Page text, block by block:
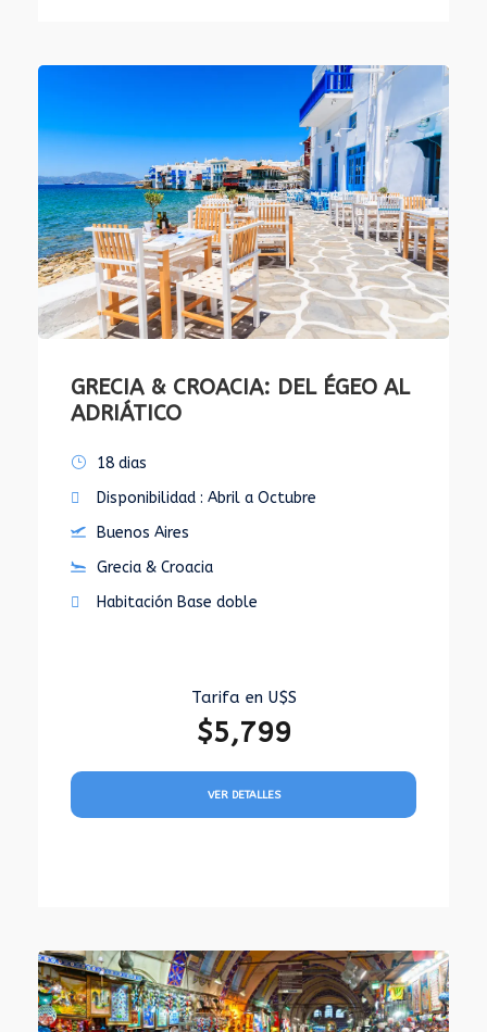
GRECIA & CROACIA: DEL ÉGEO AL
ADRIÁTICO
18 dias
Disponibilidad : Abril a Octubre
Buenos Aires
Grecia & Croacia
Habitación Base doble
Tarifa en U$S
$5,799
VER DETALLES